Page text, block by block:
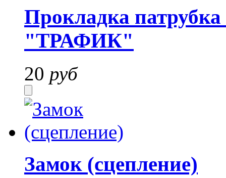
Прокладка
"ТРАФИК"
20 руб
Замок (сцепление)